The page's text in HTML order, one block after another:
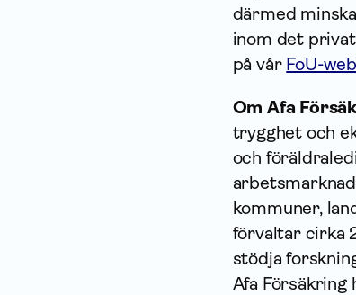
därmed
inom det
på vår FoU-
Om Afa
trygghet och
och
kommuner,
förvaltar cirka
stödja
Afa Försäkring